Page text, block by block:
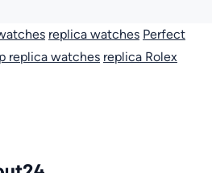
replica watches Perfect
replica watches replica Rolex